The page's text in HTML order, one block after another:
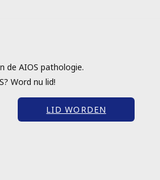
de AIOS pathologie.
Word nu lid!
LID WORDEN